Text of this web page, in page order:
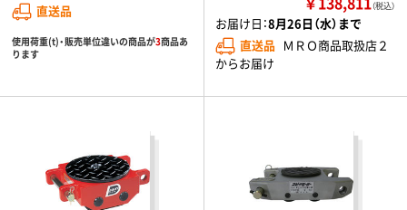
直送品
使用荷重(t)・販売単位違いの商品が3商品あ
ります
（税込）
お届け日：8月26日（水）まで
直送品 ＭＲＯ商品取扱店２
からお届け